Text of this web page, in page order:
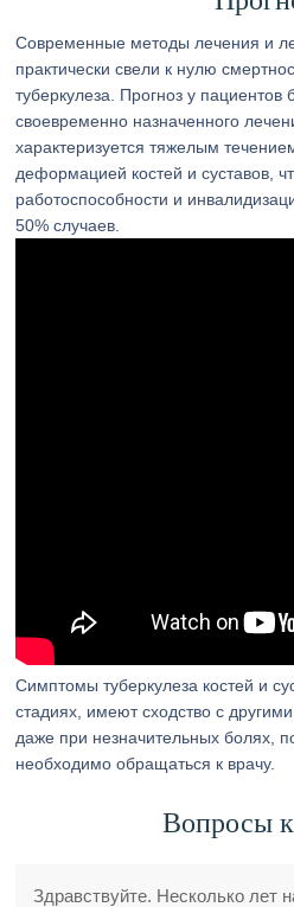
Современные методы лечения и
практически свели к нулю
туберкулеза. Прогноз у пациентов
своевременно назначенного
характеризуется тяжелым
деформацией костей и суставов,
работоспособности и
50% случаев.
Симптомы туберкулеза костей и
стадиях, имеют сходство с
даже при незначительных болях,
необходимо обращаться к врачу.
Вопросы
Здравствуйте. Несколько лет